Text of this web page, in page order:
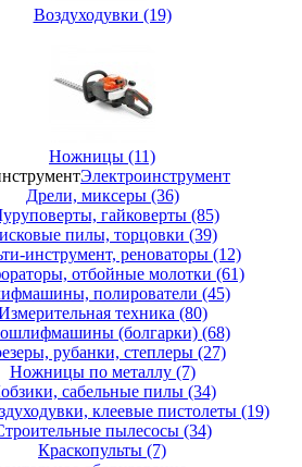
Воздуходувки (19)
Ножницы (11)
Электроинструмент
Дрели, миксеры (36)
гайковерты (85)
пилы, торцовки (39)
инструмент, реноваторы (12)
отбойные молотки (61)
полирователи (45)
техника (80)
(болгарки) (68)
рубанки, степлеры (27)
Ножницы по металлу (7)
сабельные пилы (34)
клеевые пистолеты (19)
пылесосы (34)
Краскопульты (7)